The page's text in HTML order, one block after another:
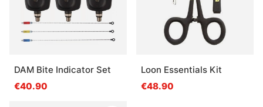
DAM Bite Indicator Set
€40.90
Loon Essentials Kit
€48.90